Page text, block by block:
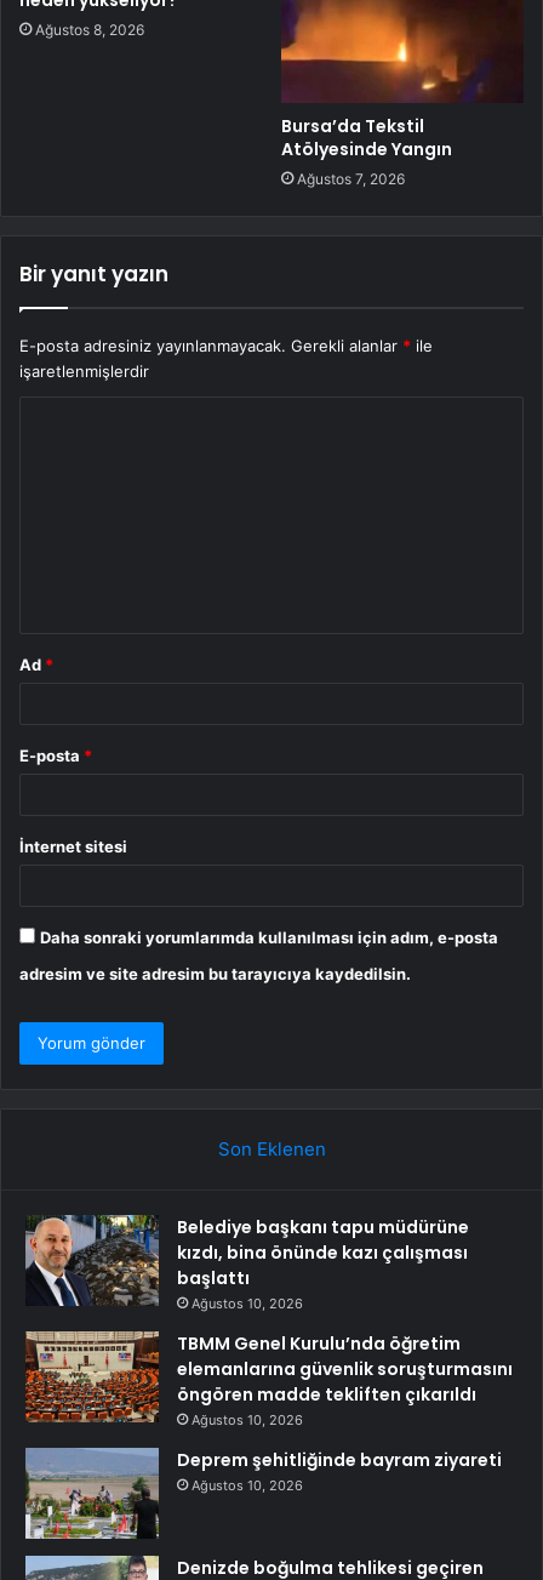
Ağustos 8, 2026
Bursa’da Tekstil
Atölyesinde Yangın
Ağustos 7, 2026
Bir yanıt yazın
E-posta adresiniz yayınlanmayacak. Gerekli alanlar * ile
işaretlenmişlerdir
Ad *
E-posta *
İnternet sitesi
Daha sonraki yorumlarımda kullanılması için adım, e-posta
adresim ve site adresim bu tarayıcıya kaydedilsin.
Son Eklenen
Belediye başkanı tapu müdürüne
kızdı, bina önünde kazı çalışması
başlattı
Ağustos 10, 2026
TBMM Genel Kurulu’nda öğretim
elemanlarına güvenlik soruşturmasını
öngören madde tekliften çıkarıldı
Ağustos 10, 2026
Deprem şehitliğinde bayram ziyareti
Ağustos 10, 2026
Denizde boğulma tehlikesi geçiren